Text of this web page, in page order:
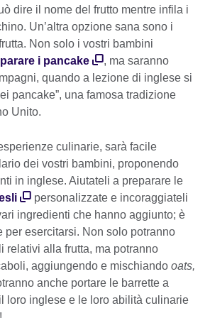
dire il nome del frutto mentre infila i
Un’altra opzione sana sono i
Non solo i vostri bambini
i pancake
, ma saranno
quando a lezione di inglese si
pancake”, una famosa tradizione
Unito.
culinarie, sarà facile
dei vostri bambini, proponendo
in inglese. Aiutateli a preparare le
personalizzate e incoraggiateli
ingredienti che hanno aggiunto; è
per esercitarsi. Non solo potranno
relativi alla frutta, ma potranno
aggiungendo e mischiando oats,
anche portare le barrette a
loro inglese e le loro abilità culinarie